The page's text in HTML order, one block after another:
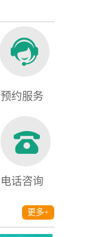
预约服务
电话咨询
更多+